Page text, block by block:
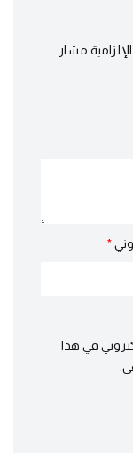
مشار
*
في هذا